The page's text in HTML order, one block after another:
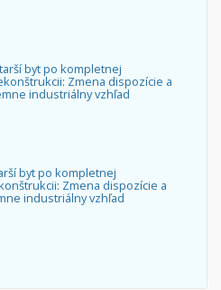
byt po kompletnej
Zmena dispozície a
industriálny vzhľad
byt po kompletnej
Zmena dispozície a
industriálny vzhľad